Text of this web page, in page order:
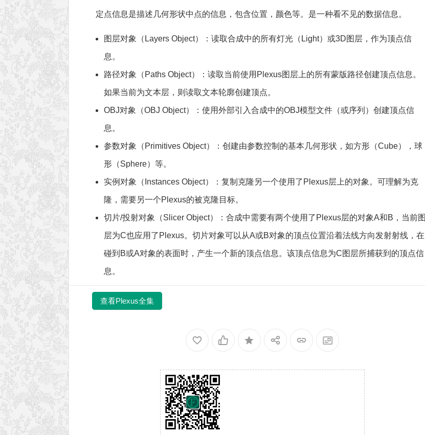
定点信息是描述几何形状中点的信息，包含位置，颜色等。是一种看不见的数据信息。
图层对象（Layers Object） ：读取合成中的所有灯光（Light）或3D图层，作为顶点信
息。
路径对象（Paths Object） ：读取当前使用Plexus图层上的所有蒙版路径创建顶点信息。
如果当前为文本层，则读取文本轮廓创建顶点。
OBJ对象（OBJ Object） ：使用外部引入合成中的OBJ模型文件（或序列）创建顶点信
息。
参数对象（Primitives Object） ：创建由参数控制的基本几何形状，如方形（Cube），球
形（Sphere）等。
实例对象（Instances Object） ：复制克隆另一个使用了Plexus层上的对象。可理解为克
隆，需要另一个Plexus的被克隆目标。
切片/投射对象（Slicer Object） ：合成中需要有两个使用了Plexus层的对象A和B，当前图
层为C也应用了Plexus。切片对象可以从A或B对象的顶点位置沿着法线方向发射射线，在
碰到B或A对象的表面时，产生一个新的顶点信息。该顶点信息为C图层所捕获到的顶点信
息。
查看Plexus全集